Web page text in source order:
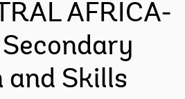
AFRICA-
and Skills